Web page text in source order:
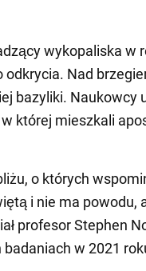
wykopaliska w
Nad
bazyliki. Naukowcy
której mieszkali
o których
i nie ma powodu,
profesor Stephen
w 2021